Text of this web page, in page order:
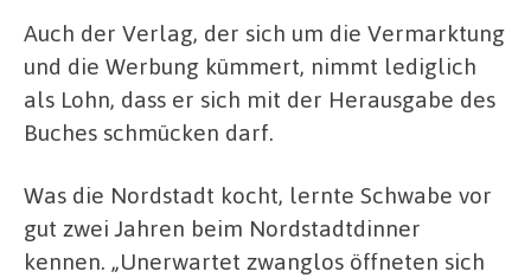
Auch der Verlag, der sich um die Vermarktung
und die Werbung kümmert, nimmt lediglich
als Lohn, dass er sich mit der Herausgabe des
Buches schmücken darf.
Was die Nordstadt kocht, lernte Schwabe vor
gut zwei Jahren beim Nordstadtdinner
kennen. „Unerwartet zwanglos öffneten sich